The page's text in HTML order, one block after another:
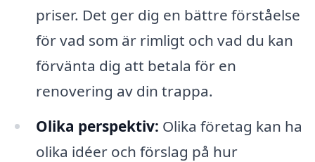
priser. Det ger dig en bättre förståelse
för vad som är rimligt och vad du kan
förvänta dig att betala för en
renovering av din trappa.
Olika perspektiv: Olika företag kan ha
olika idéer och förslag på hur